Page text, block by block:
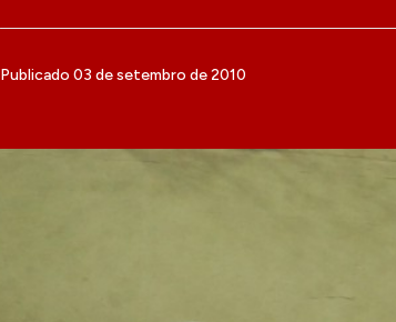
Publicado 03 de setembro de 2010